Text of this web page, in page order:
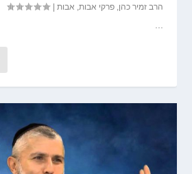
הרב זמיר כהן,פרקי אבות, אבות |
...